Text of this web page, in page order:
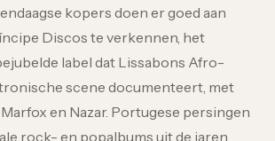
kopers doen er goed aan
Discos te verkennen, het
label dat Lissabons Afro-
scene documenteert, met
en Nazar. Portugese persingen
rock- en popalbums uit de jaren